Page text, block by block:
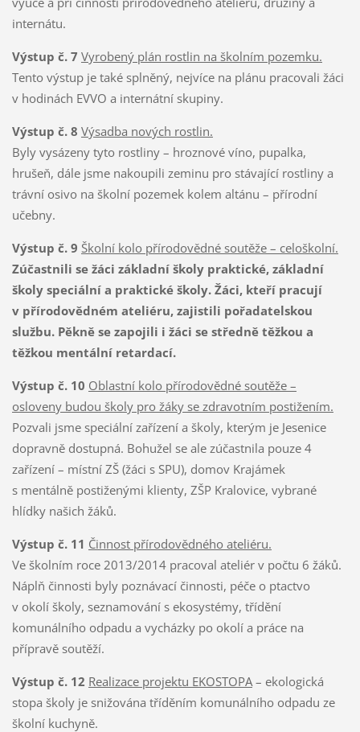
internátu.
Výstup č. 7 Vyrobený plán rostlin na školním pozemku.
Tento výstup je také splněný, nejvíce na plánu pracovali žáci
v hodinách EVVO a internátní skupiny.
Výstup č. 8 Výsadba nových rostlin.
Byly vysázeny tyto rostliny – hroznové víno, pupalka,
hrušeň, dále jsme nakoupili zeminu pro stávající rostliny a
trávní osivo na školní pozemek kolem altánu – přírodní
učebny.
Výstup č. 9 Školní kolo přírodovědné soutěže – celoškolní.
Zúčastnili se žáci základní školy praktické, základní
školy speciální a praktické školy. Žáci, kteří pracují
v přírodovědném ateliéru, zajistili pořadatelskou
službu. Pěkně se zapojili i žáci se středně těžkou a
těžkou mentální retardací.
Výstup č. 10 Oblastní kolo přírodovědné soutěže –
osloveny budou školy pro žáky se zdravotním postižením.
Pozvali jsme speciální zařízení a školy, kterým je Jesenice
dopravně dostupná. Bohužel se ale zúčastnila pouze 4
zařízení – místní ZŠ (žáci s SPU), domov Krajámek
s mentálně postiženými klienty, ZŠP Kralovice, vybrané
hlídky našich žáků.
Výstup č. 11 Činnost přírodovědného ateliéru.
Ve školním roce 2013/2014 pracoval ateliér v počtu 6 žáků.
Náplň činnosti byly poznávací činnosti, péče o ptactvo
v okolí školy, seznamování s ekosystémy, třídění
komunálního odpadu a vycházky po okolí a práce na
přípravě soutěží.
Výstup č. 12 Realizace projektu EKOSTOPA– ekologická
stopa školy je snižována tříděním komunálního odpadu ze
školní kuchyně.